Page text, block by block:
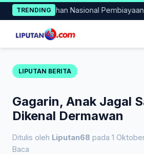
Skip
to
content
TRENDING
Percontohan Nasional Pembiayaan
LIPUTAN BERITA
Gagarin, Anak Jagal
Dikenal Dermawan
Ditulis oleh Liputan68 pada 1
Baca